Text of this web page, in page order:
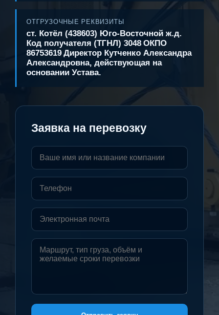
ОТГРУЗОЧНЫЕ РЕКВИЗИТЫ
ст. Котёл (438603) Юго-Восточной ж.д.
Код получателя (ТГНЛ) 3048 ОКПО
86753619 Директор Кутченко Александра
Александровна, действующая на
основании Устава.
Заявка на перевозку